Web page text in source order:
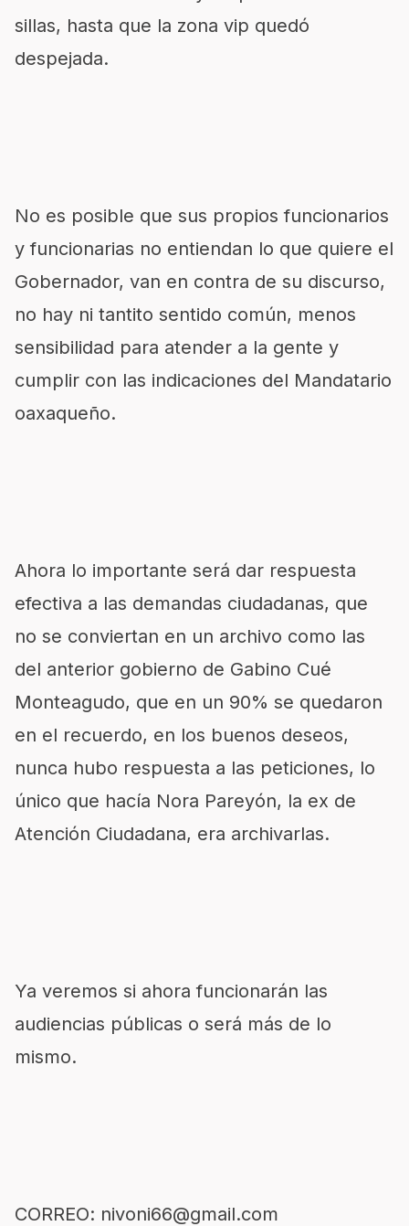
sillas, hasta que la zona vip quedó
despejada.
No es posible que sus propios funcionarios
y funcionarias no entiendan lo que quiere el
Gobernador, van en contra de su discurso,
no hay ni tantito sentido común, menos
sensibilidad para atender a la gente y
cumplir con las indicaciones del Mandatario
oaxaqueño.
Ahora lo importante será dar respuesta
efectiva a las demandas ciudadanas, que
no se conviertan en un archivo como las
del anterior gobierno de Gabino Cué
Monteagudo, que en un 90% se quedaron
en el recuerdo, en los buenos deseos,
nunca hubo respuesta a las peticiones, lo
único que hacía Nora Pareyón, la ex de
Atención Ciudadana, era archivarlas.
Ya veremos si ahora funcionarán las
audiencias públicas o será más de lo
mismo.
CORREO: nivoni66@gmail.com